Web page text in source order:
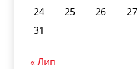
24
25 26 27
31
« Лип